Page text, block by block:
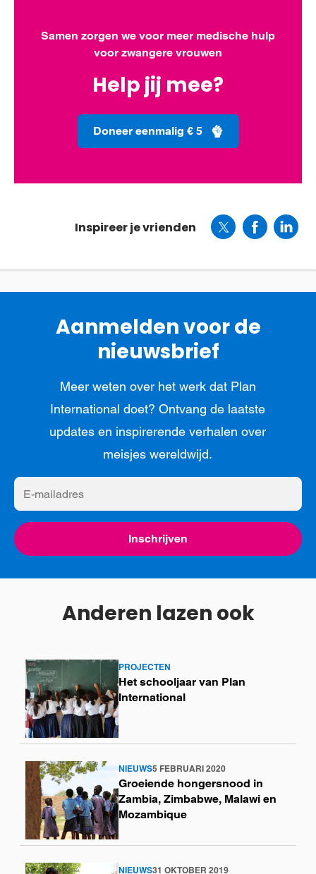
Samen zorgen we voor meer medische hulp
voor zwangere vrouwen
Help jij mee?
Doneer eenmalig € 5
Inspireer je vrienden
Aanmelden voor de
nieuwsbrief
Meer weten over het werk dat Plan
International doet? Ontvang de laatste
updates en inspirerende verhalen over
meisjes wereldwijd.
E-
mailadres
Inschrijven
Anderen lazen ook
PROJECTEN
Het schooljaar van Plan
International
Lees
meer
NIEUWS5 FEBRUARI 2020
Groeiende hongersnood in
Zambia, Zimbabwe, Malawi en
Mozambique
Lees
meer
NIEUWS31 OKTOBER 2019